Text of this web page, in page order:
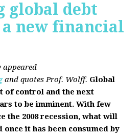
global debt
new financial
and quotes Prof. Wolff. Global
of control and the next
to be imminent. With few
the 2008 recession, what will
it has been consumed by